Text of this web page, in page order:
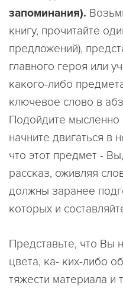
запоминания).
книгу, прочитайте
предложений),
главного героя или
какого-либо
ключевое слово в
Подойдите мысленно
начните двигаться в
что этот предмет -
рассказ, оживляя
должны заранее
которых и
Представьте, что Вы
цвета, ка- ких-либо
тяжести материала и